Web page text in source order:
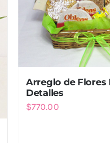
Arreglo de Flores
Detalles
$770.00